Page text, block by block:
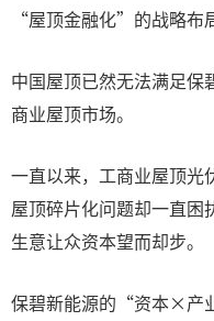
“屋顶金融化”的战略布
中国屋顶已然无法满足保
商业屋顶市场。
一直以来，工商业屋顶光
屋顶碎片化问题却一直
生意让众资本望而却步。
保碧新能源的“资本×产